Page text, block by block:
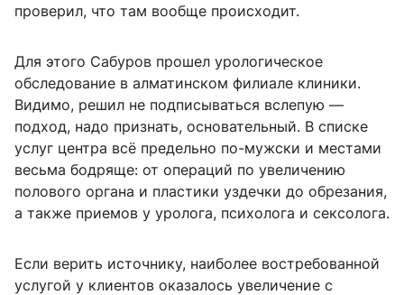
проверил, что там вообще происходит.
Для этого Сабуров прошел урологическое
обследование в алматинском филиале клиники.
Видимо, решил не подписываться вслепую —
подход, надо признать, основательный. В списке
услуг центра всё предельно по-мужски и местами
весьма бодряще: от операций по увеличению
полового органа и пластики уздечки до обрезания,
а также приемов у уролога, психолога и сексолога.
Если верить источнику, наиболее востребованной
услугой у клиентов оказалось увеличение с